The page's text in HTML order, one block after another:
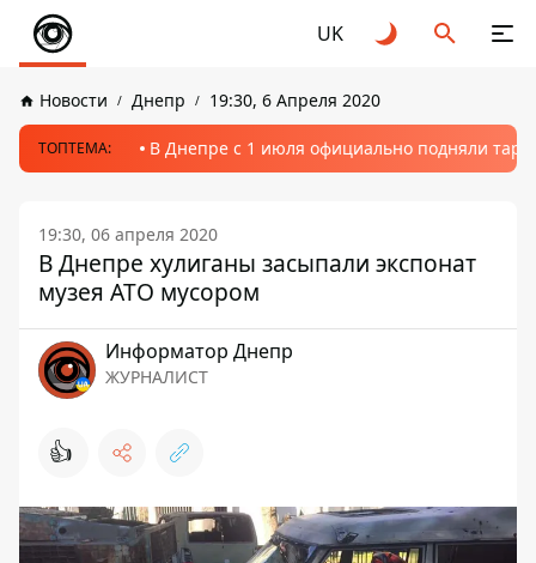
UK
Новости Днепр 19:30, 6 Апреля 2020
ТОПТЕМА: В Днепре с 1 июля официально подняли
19:30, 06 апреля 2020
В Днепре хулиганы засыпали экспонат
музея АТО мусором
Информатор Днепр
ЖУРНАЛИСТ
👍